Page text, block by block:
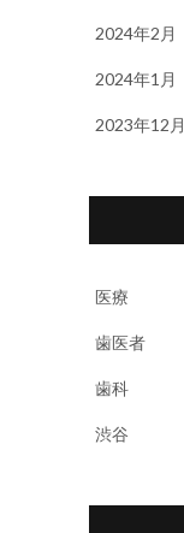
2024年2月
2024年1月
2023年12月
医療
歯医者
歯科
渋谷